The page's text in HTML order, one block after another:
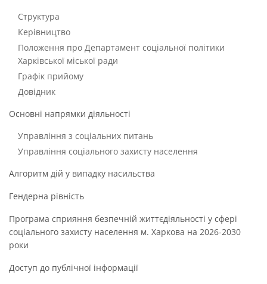
Структура
Керівництво
Положення про Департамент соціальної політики
Харківської міської ради
Графік прийому
Довідник
Основні напрямки діяльності
Управління з соціальних питань
Управління соціального захисту населення
Алгоритм дій у випадку насильства
Гендерна рівність
Програма сприяння безпечній життєдіяльності у сфері
соціального захисту населення м. Харкова на 2026-2030
роки
Доступ до публічної інформації